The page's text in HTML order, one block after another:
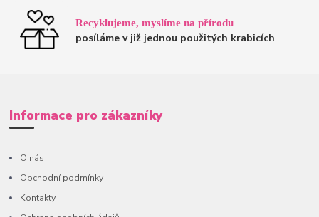
Recyklujeme, myslíme na přírodu
posíláme v již jednou použitých krabicích
Informace pro zákazníky
O nás
Obchodní podmínky
Kontakty